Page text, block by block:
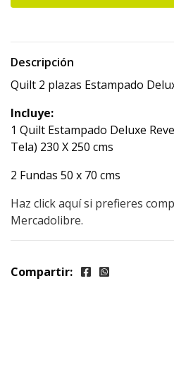
Descripción
Quilt 2 plazas Estampado
Incluye:
1 Quilt Estampado Deluxe
Tela) 230 X 250 cms
2 Fundas 50 x 70 cms
Haz click aquí si prefieres
Mercadolibre.
Compartir: